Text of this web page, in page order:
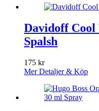
Davidoff Cool
Spalsh
175 kr
Mer Detaljer & Köp